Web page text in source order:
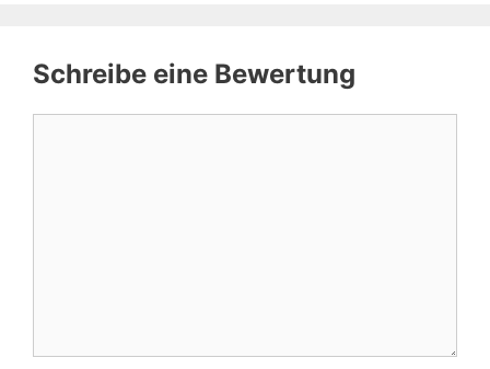
Schreibe eine Bewertung